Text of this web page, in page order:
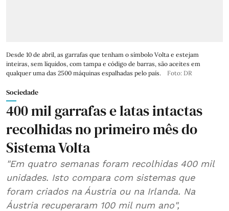
Desde 10 de abril, as garrafas que tenham o símbolo Volta e estejam
inteiras, sem líquidos, com tampa e código de barras, são aceites em
qualquer uma das 2500 máquinas espalhadas pelo país.
Foto: DR
Sociedade
400 mil garrafas e latas intactas
recolhidas no primeiro mês do
Sistema Volta
"Em quatro semanas foram recolhidas 400 mil
unidades. Isto compara com sistemas que
foram criados na Áustria ou na Irlanda. Na
Áustria recuperaram 100 mil num ano",